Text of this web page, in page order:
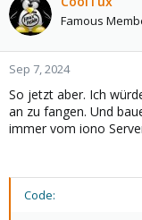
Famous
Sep 7, 2024
So jetzt aber. Ich
an zu fangen. Und
immer vom iono
Code: